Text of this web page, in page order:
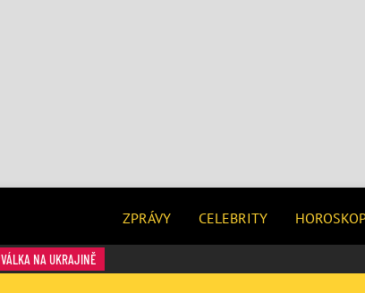
ZPRÁVY CELEBRITY
VÁLKA NA UKRAJINĚ